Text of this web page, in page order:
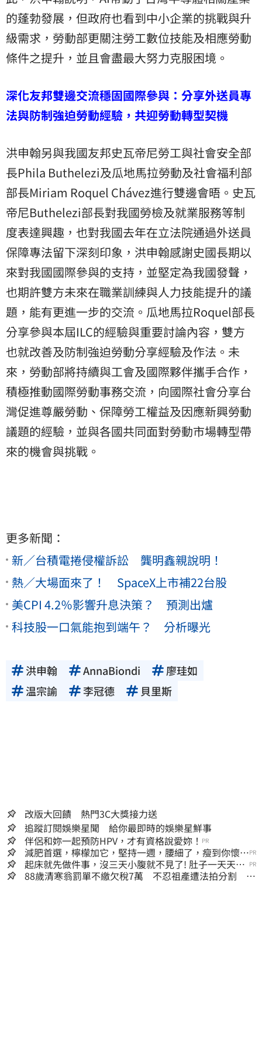
的蓬勃發展，但政府也看到中小企業的挑戰與升
級需求，勞動部更關注勞工數位技能及相應勞動
條件之提升，並且會盡最大努力克服困境。
深化友邦雙邊交流穩固國際參與：分享外送員專
法與防制強迫勞動經驗，共迎勞動轉型契機
洪申翰另與我國友邦史瓦帝尼勞工與社會安全部
長Phila Buthelezi及瓜地馬拉勞動及社會福利部
部長Miriam Roquel Chávez進行雙邊會晤。史瓦
帝尼Buthelezi部長對我國勞檢及就業服務等制
度表達興趣，也對我國去年在立法院通過外送員
保障專法留下深刻印象，洪申翰感謝史國長期以
來對我國國際參與的支持，並堅定為我國發聲，
也期許雙方未來在職業訓練與人力技能提升的議
題，能有更進一步的交流。瓜地馬拉Roquel部長
分享參與本屆ILC的經驗與重要討論內容，雙方
也就改善及防制強迫勞動分享經驗及作法。未
來，勞動部將持續與工會及國際夥伴攜手合作，
積極推動國際勞動事務交流，向國際社會分享台
灣促進尊嚴勞動、保障勞工權益及因應新興勞動
議題的經驗，並與各國共同面對勞動市場轉型帶
來的機會與挑戰。
更多新聞：
新／台積電捲侵權訴訟 龔明鑫親說明！
熱／大場面來了！ SpaceX上市補22台股
美CPI 4.2％影響升息決策？ 預測出爐
科技股一口氣能抱到端午？ 分析曝光
洪申翰 AnnaBiondi
廖珪如
温宗諭
李冠德 貝里斯
改版大回饋 熱門3C大獎接力送
追蹤訂閱娛樂星聞 給你最即時的娛樂星鮮事
伴侶和妳一起預防HPV，才有資格說愛妳！ PR
減肥首選，檸檬加它，堅持一週，腰細了，瘦到你懷疑
人生
PR
起床就先做件事，沒三天小腹就不見了! 肚子一天天變
小！
PR
88歲清寒翁罰單不繳欠稅7萬 不忍祖產遭法拍分割 家